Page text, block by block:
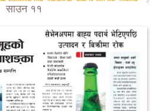
साउन ११